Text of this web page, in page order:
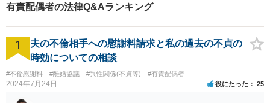
有責配偶者の法律Q&Aランキング
1
夫の不倫相手への慰謝料請求と私の過去の不貞の
時効についての相談
#不倫慰謝料 #離婚協議 #異性関係(不貞等) #有責配偶者
2024年7月24日 役にたった 25